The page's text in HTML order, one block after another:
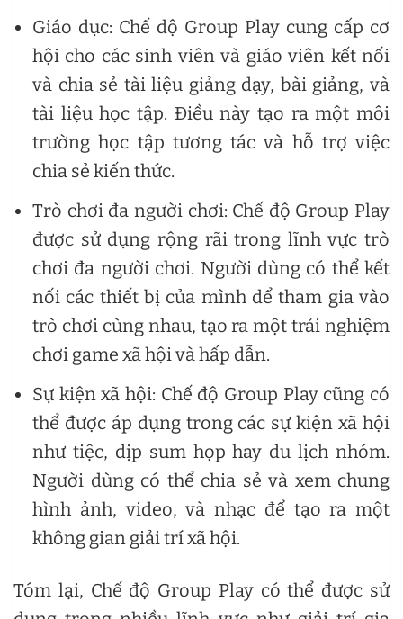
Giáo dục: Chế độ Group Play cung cấp cơ
hội cho các sinh viên và giáo viên kết nối
và chia sẻ tài liệu giảng dạy, bài giảng, và
tài liệu học tập. Điều này tạo ra một môi
trường học tập tương tác và hỗ trợ việc
chia sẻ kiến thức.
Trò chơi đa người chơi: Chế độ Group Play
được sử dụng rộng rãi trong lĩnh vực trò
chơi đa người chơi. Người dùng có thể kết
nối các thiết bị của mình để tham gia vào
trò chơi cùng nhau, tạo ra một trải nghiệm
chơi game xã hội và hấp dẫn.
Sự kiện xã hội: Chế độ Group Play cũng có
thể được áp dụng trong các sự kiện xã hội
như tiệc, dịp sum họp hay du lịch nhóm.
Người dùng có thể chia sẻ và xem chung
hình ảnh, video, và nhạc để tạo ra một
không gian giải trí xã hội.
Tóm lại, Chế độ Group Play có thể được sử